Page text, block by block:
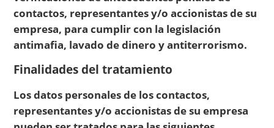
contactos, representantes y/o accionistas de su
empresa, para cumplir con la legislación
antimafia, lavado de dinero y antiterrorismo.
Finalidades del tratamiento
Los datos personales de los contactos,
representantes y/o accionistas de su empresa